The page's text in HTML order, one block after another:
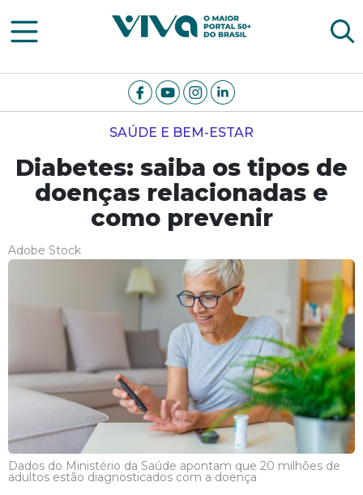
Viva Notícias
SAÚDE E BEM-ESTAR
Diabetes: saiba os tipos de
doenças relacionadas e
como prevenir
Adobe Stock
Dados do Ministério da Saúde apontam que 20 milhões de
adultos estão diagnosticados com a doença